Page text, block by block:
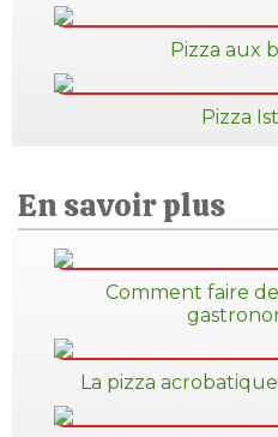
Pizza aux
Pizza
En savoir plus
Comment faire
La pizza